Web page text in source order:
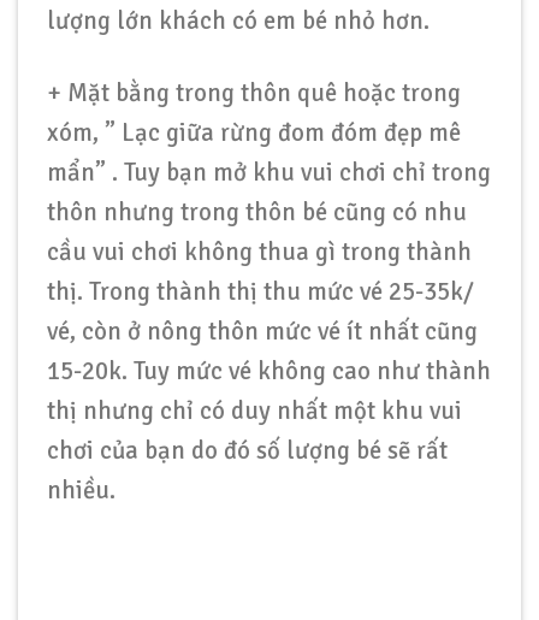
lượng lớn khách có em bé nhỏ hơn.
+ Mặt bằng trong thôn quê hoặc trong
xóm, ” Lạc giữa rừng đom đóm đẹp mê
mẩn” . Tuy bạn mở khu vui chơi chỉ trong
thôn nhưng trong thôn bé cũng có nhu
cầu vui chơi không thua gì trong thành
thị. Trong thành thị thu mức vé 25-35k/
vé, còn ở nông thôn mức vé ít nhất cũng
15-20k. Tuy mức vé không cao như thành
thị nhưng chỉ có duy nhất một khu vui
chơi của bạn do đó số lượng bé sẽ rất
nhiều.